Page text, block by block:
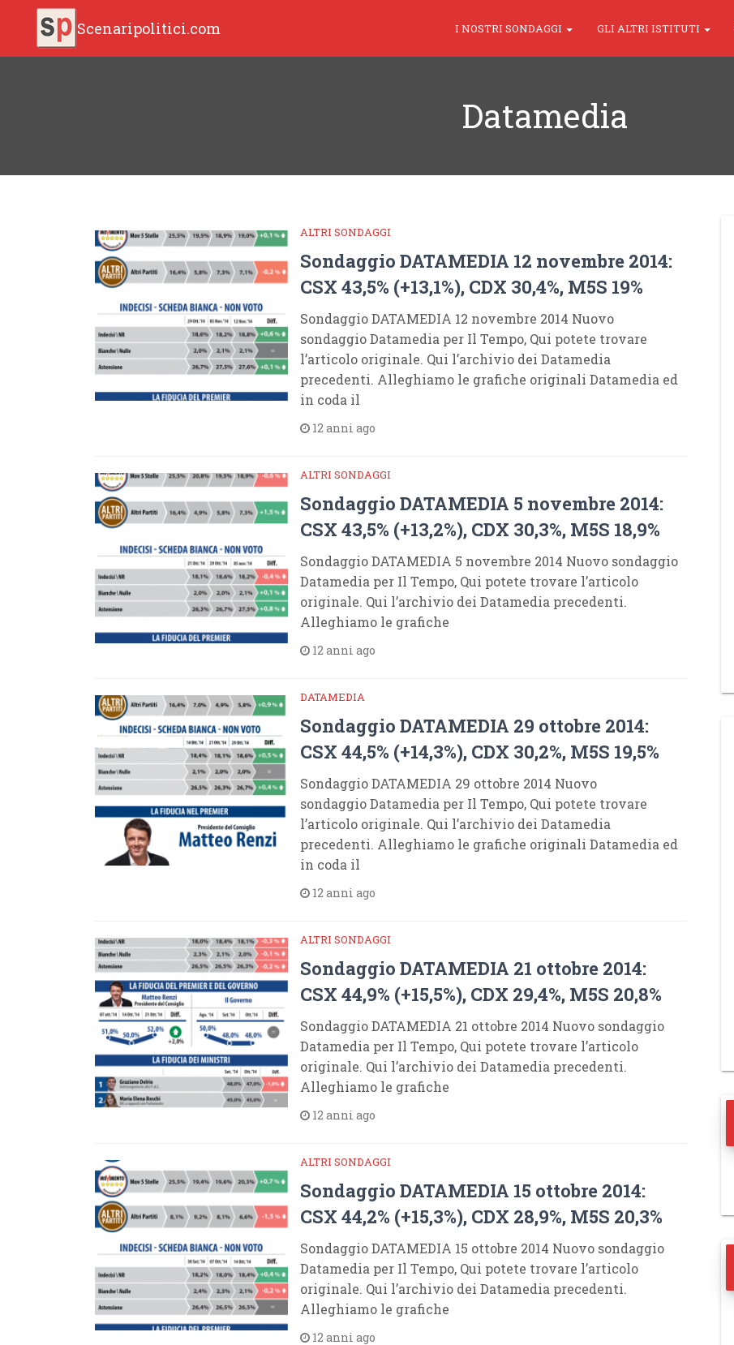
Scenaripolitici.com I NOSTRI SONDAGGI GLI ALTRI ISTITUTI
Datamedia
ALTRI SONDAGGI
Sondaggio DATAMEDIA 12 novembre 2014:
CSX 43,5% (+13,1%), CDX 30,4%, M5S 19%
Sondaggio DATAMEDIA 12 novembre 2014 Nuovo
sondaggio Datamedia per Il Tempo, Qui potete trovare
l’articolo originale. Qui l’archivio dei Datamedia
precedenti. Alleghiamo le grafiche originali Datamedia ed
in coda il
12 anni ago
ALTRI SONDAGGI
Sondaggio DATAMEDIA 5 novembre 2014:
CSX 43,5% (+13,2%), CDX 30,3%, M5S 18,9%
Sondaggio DATAMEDIA 5 novembre 2014 Nuovo sondaggio
Datamedia per Il Tempo, Qui potete trovare l’articolo
originale. Qui l’archivio dei Datamedia precedenti.
Alleghiamo le grafiche
12 anni ago
DATAMEDIA
Sondaggio DATAMEDIA 29 ottobre 2014:
CSX 44,5% (+14,3%), CDX 30,2%, M5S 19,5%
Sondaggio DATAMEDIA 29 ottobre 2014 Nuovo
sondaggio Datamedia per Il Tempo, Qui potete trovare
l’articolo originale. Qui l’archivio dei Datamedia
precedenti. Alleghiamo le grafiche originali Datamedia ed
in coda il
12 anni ago
ALTRI SONDAGGI
Sondaggio DATAMEDIA 21 ottobre 2014:
CSX 44,9% (+15,5%), CDX 29,4%, M5S 20,8%
Sondaggio DATAMEDIA 21 ottobre 2014 Nuovo sondaggio
Datamedia per Il Tempo, Qui potete trovare l’articolo
originale. Qui l’archivio dei Datamedia precedenti.
Alleghiamo le grafiche
12 anni ago
ALTRI SONDAGGI
Sondaggio DATAMEDIA 15 ottobre 2014:
CSX 44,2% (+15,3%), CDX 28,9%, M5S 20,3%
Sondaggio DATAMEDIA 15 ottobre 2014 Nuovo sondaggio
Datamedia per Il Tempo, Qui potete trovare l’articolo
originale. Qui l’archivio dei Datamedia precedenti.
Alleghiamo le grafiche
12 anni ago